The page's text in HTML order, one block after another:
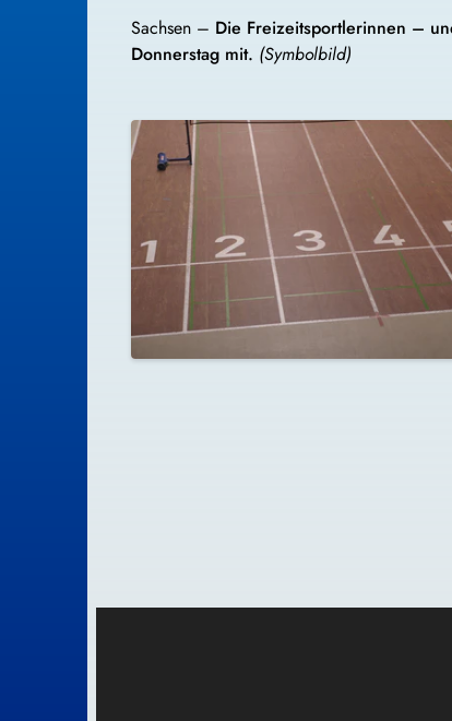
Sachsen – Die Freizeitsportlerinnen –
Donnerstag mit. (Symbolbild)